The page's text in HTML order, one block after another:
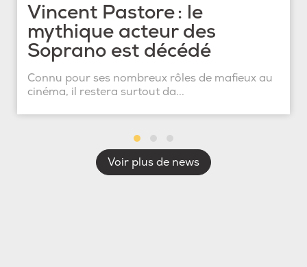
Vincent Pastore : le
mythique acteur des
Soprano est décédé
Connu pour ses nombreux rôles de mafieux au
cinéma, il restera surtout da...
Voir plus de news